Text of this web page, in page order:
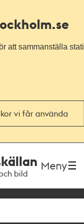
att sammanställa
vi får använda
bild
Meny